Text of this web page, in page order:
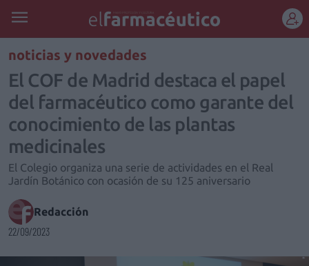
REGÍSTRATE
noticias y novedades
El COF de Madrid destaca el papel
del farmacéutico como garante del
conocimiento de las plantas
medicinales
El Colegio organiza una serie de actividades en el Real
Jardín Botánico con ocasión de su 125 aniversario
Redacción
22/09/2023